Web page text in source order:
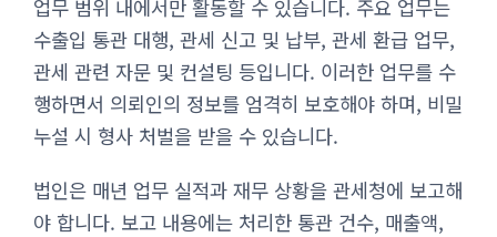
업무 범위 내에서만 활동할 수 있습니다. 주요 업무는
수출입 통관 대행, 관세 신고 및 납부, 관세 환급 업무,
관세 관련 자문 및 컨설팅 등입니다. 이러한 업무를 수
행하면서 의뢰인의 정보를 엄격히 보호해야 하며, 비밀
누설 시 형사 처벌을 받을 수 있습니다.
법인은 매년 업무 실적과 재무 상황을 관세청에 보고해
야 합니다. 보고 내용에는 처리한 통관 건수, 매출액,